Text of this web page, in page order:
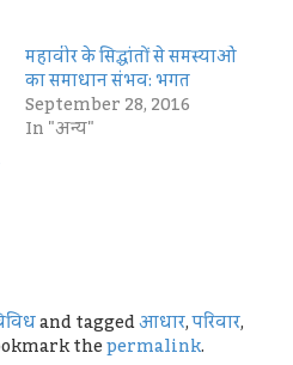
महावीर के सिद्धांतों से समस्याओं
का समाधान संभव: भगत
September 28, 2016
In "अन्य"
and taggedआधार,परिवार,
thepermalink.